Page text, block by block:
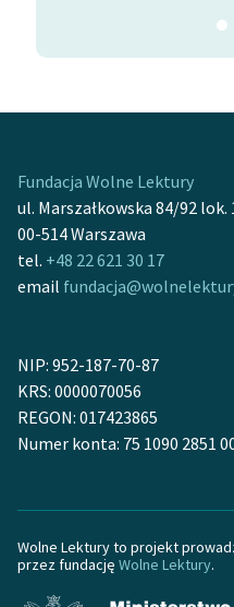
Wolnych Lektur
Logotypy
Materiały promocyjne
Regulamin biblioteki
Dane fundacji i
sprawozdania finansowe
wrażliwych
Deklaracja dostępności
Fundacja Wolne Lektury
ul. Marszałkowska 84/92 lok.
00-514 Warszawa
tel. +48 22 621 30 17
email
NIP: 952-187-70-87
KRS: 0000070056
REGON: 017423865
Numer konta: 75 1090 2851
Wolne Lektury to projekt
przez fundację Wolne Lektury.